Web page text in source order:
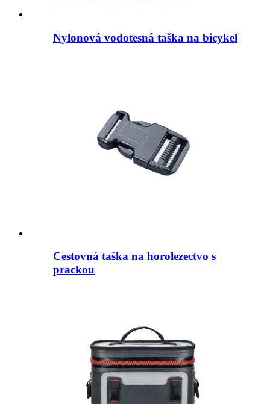
Nylonová vodotesná taška na bicykel
Cestovná taška na horolezectvo s
prackou